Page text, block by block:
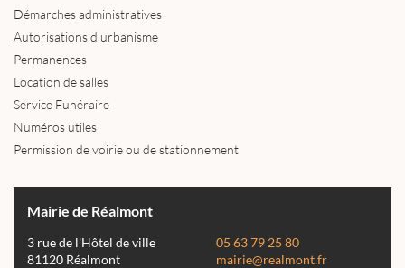
Démarches administratives
Autorisations d'urbanisme
Permanences
Location de salles
Service Funéraire
Numéros utiles
Permission de voirie ou de stationnement
Mairie de Réalmont
3 rue de l'Hôtel de ville
81120 Réalmont
05 63 79 25 80
mairie@realmont.fr